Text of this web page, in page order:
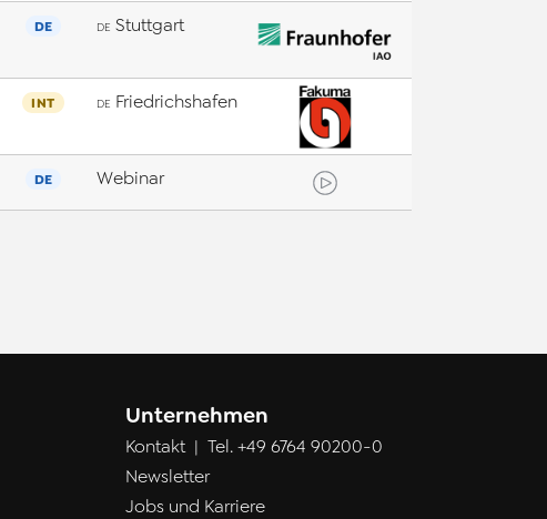
DE DE Stuttgart
INT DE Friedrichshafen
DE Webinar
Unternehmen
Kontakt| Tel. +49 6764 90200-0
Newsletter
Jobs und Karriere